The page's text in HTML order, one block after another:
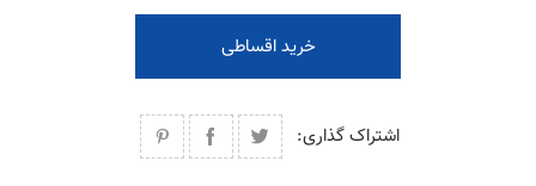
خرید اقساطی
اشتراک گذاری: